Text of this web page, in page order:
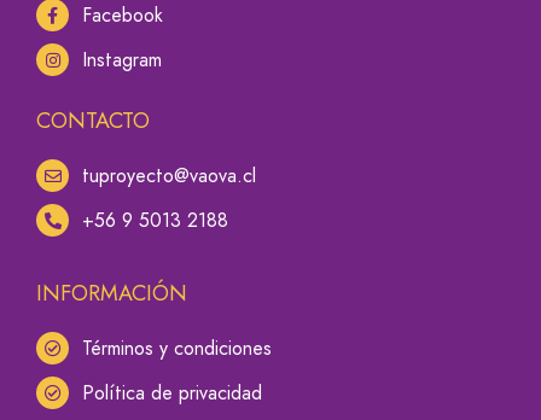
Facebook
Instagram
CONTACTO
tuproyecto@vaova.cl
+56 9 5013 2188
INFORMACIÓN
Términos y condiciones
Política de privacidad